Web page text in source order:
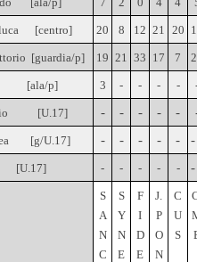
[centro] 20 8 12 21 20
[guardia/p] 19 21 33 17 7
[ala/p] 3 - - - -
[U.17] - - - - -
[g/U.17] - - - - - -
[U.17] - - - - - -
S
A
N
C
S
Y
N
E
F
I
D
E
J.
P
O
N
C
U
S